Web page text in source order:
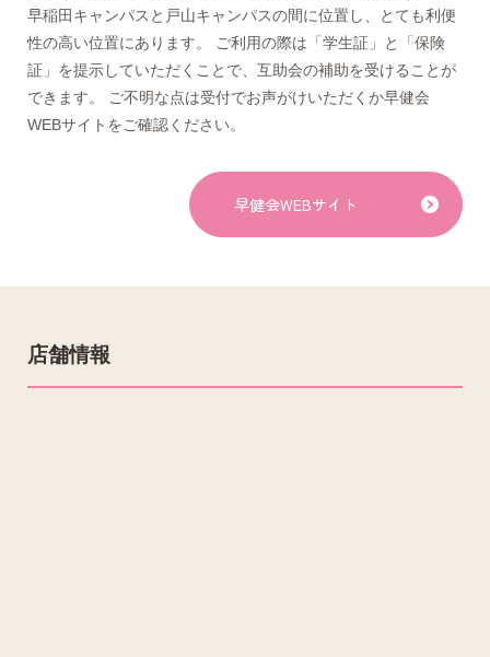
早稲田キャンパスと戸山キャンパスの間に位置し、とても利便
性の高い位置にあります。 ご利用の際は「学生証」と「保険
証」を提示していただくことで、互助会の補助を受けることが
できます。 ご不明な点は受付でお声がけいただくか早健会
WEBサイトをご確認ください。
早健会WEBサイト
店舗情報